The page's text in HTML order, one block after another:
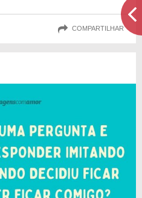
COMPARTILHAR